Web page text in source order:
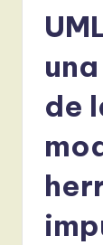
ni
de